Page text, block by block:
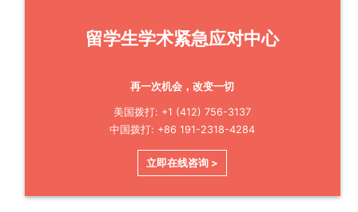
留学生学术紧急应对中心
再一次机会，改变一切
美国拨打: +1 (412) 756-3137
中国拨打: +86 191-2318-4284
立即在线咨询 >